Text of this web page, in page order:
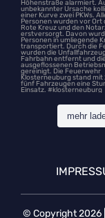
mehr
© Copyright 2026 |